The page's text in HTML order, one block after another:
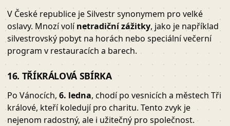
V České republice je Silvestr synonymem pro velké
oslavy. Mnozí volínetradiční zážitky, jako je například
silvestrovský pobyt na horách nebo speciální večerní
program v restauracích a barech.
16. TŘÍKRÁLOVÁ SBÍRKA
Po Vánocích, 6. ledna, chodí po vesnicích a městech Tři
králové, kteří koledují pro charitu. Tento zvyk je
nejenom radostný, ale i užitečný pro společnost.